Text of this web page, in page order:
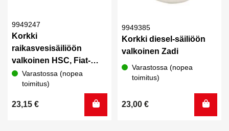
9949247
Korkki
raikasvesisäiliöön
valkoinen HSC, Fiat-
valkoinen
Varastossa (nopea
toimitus)
23,15 €
9949385
Korkki diesel-säiliöön
valkoinen Zadi
Varastossa (nopea
toimitus)
23,00 €